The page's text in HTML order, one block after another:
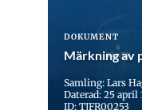
DOKUMENT
Märkning av
Samling: Lars
Daterad: 25 april
ID: TJFR00253